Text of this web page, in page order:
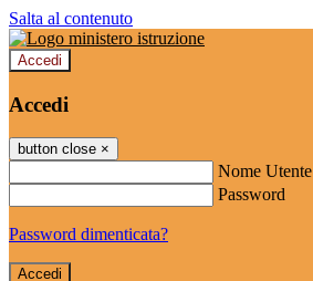
Salta al contenuto
Accedi
Accedi
button close ×
Nome Utente
Password
Password dimenticata?